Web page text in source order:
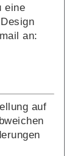
eine
an:
auf